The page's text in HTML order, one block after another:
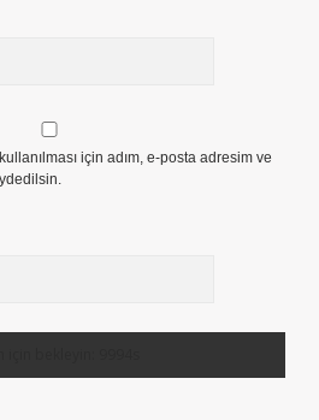
için adım, e-posta adresim ve